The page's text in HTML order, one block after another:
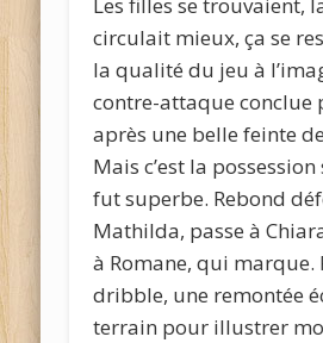
circulait mieux, ça se
la qualité du jeu à
contre-attaque conclue
après une belle feinte
Mais c’est la
fut superbe. Rebond
Mathilda, passe à
à Romane, qui marque.
dribble, une remontée
terrain pour illustrer